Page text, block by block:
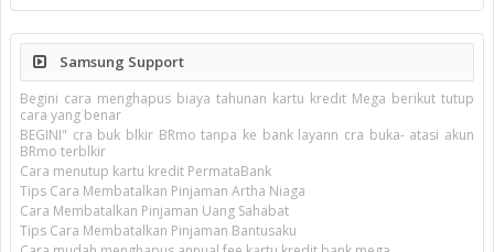
Samsung Support
Begini cara menghapus biaya tahunan kartu kredit Mega berikut tutup
cara yang benar
BEGINI" cra buk blkir BRmo tanpa ke bank layann cra buka- atasi akun
BRmo terblkir
Cara menutup kartu kredit PermataBank
Tips Cara Membatalkan Pinjaman Artha Niaga
Cara Membatalkan Pinjaman Uang Sahabat
Tips Cara Membatalkan Pinjaman Bantusaku